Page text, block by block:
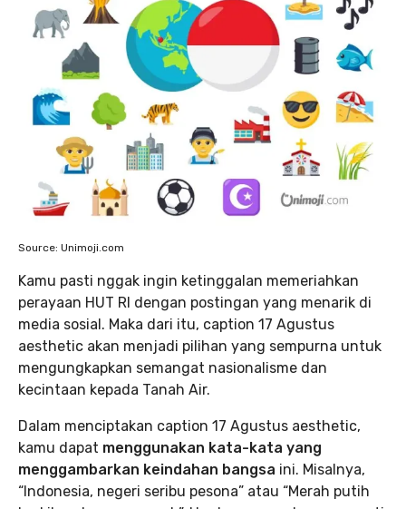
Source: Unimoji.com
Kamu pasti nggak ingin ketinggalan memeriahkan
perayaan HUT RI dengan postingan yang menarik di
media sosial. Maka dari itu, caption 17 Agustus
aesthetic akan menjadi pilihan yang sempurna untuk
mengungkapkan semangat nasionalisme dan
kecintaan kepada Tanah Air.
Dalam menciptakan caption 17 Agustus aesthetic,
kamu dapat menggunakan kata-kata yang
menggambarkan keindahan bangsa ini. Misalnya,
“Indonesia, negeri seribu pesona” atau “Merah putih